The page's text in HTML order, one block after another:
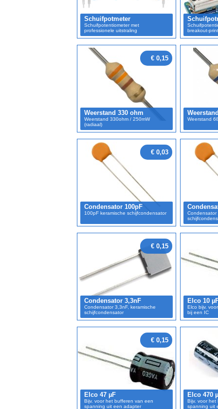
Schuifpotmeter
Schuifpotentiometer met
professionele uitstraling
breakout-
€ 0,15
Weerstand 330 ohm
Weerstand 330ohm / 250mW
(radiaal)
Weerstand
€ 0,03
Condensator 100pF
100pF keramische schijfcondensator
Condensator
€ 0,15
Condensator 3,3nF
Condensator 3,3nF, keramische
schijfcondensator
Elco 10
Elco bijv.
bij een IC
€ 0,15
Elco 47 µF
Bijv. voor het bufferen van een
spanning uit een adapter
Elco 470
Bijv. voor
spanning uit